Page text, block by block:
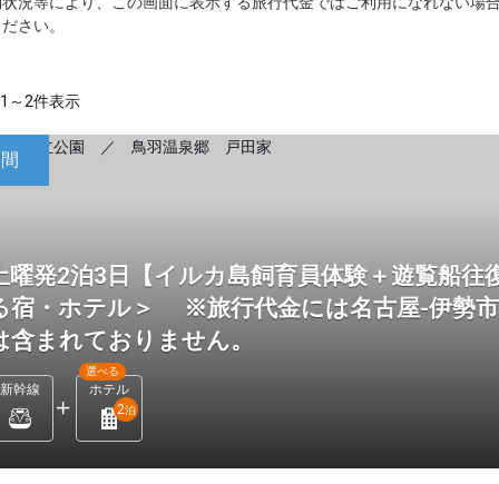
さい。
1～2件表示
曜発2泊3日【イルカ島飼育員体験＋遊覧船往
宿・ホテル＞ ※旅行代金には名古屋-伊勢市
含まれておりません。
新幹線 ホテル
選べる
2泊